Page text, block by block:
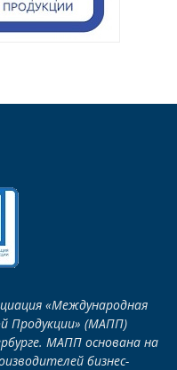
«Международная
Продукции» (МАПП)
МАПП основана на
бизнес-